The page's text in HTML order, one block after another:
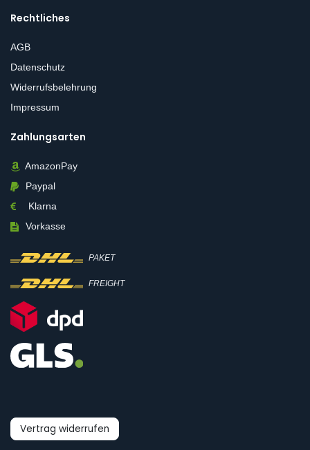
Rechtliches
AGB
Datenschutz
Widerrufsbelehrung
Impressum
Zahlungsarten
AmazonPay
Paypal
Klarna
Vorkasse
PAKET
FREIGHT
Vertrag widerrufen